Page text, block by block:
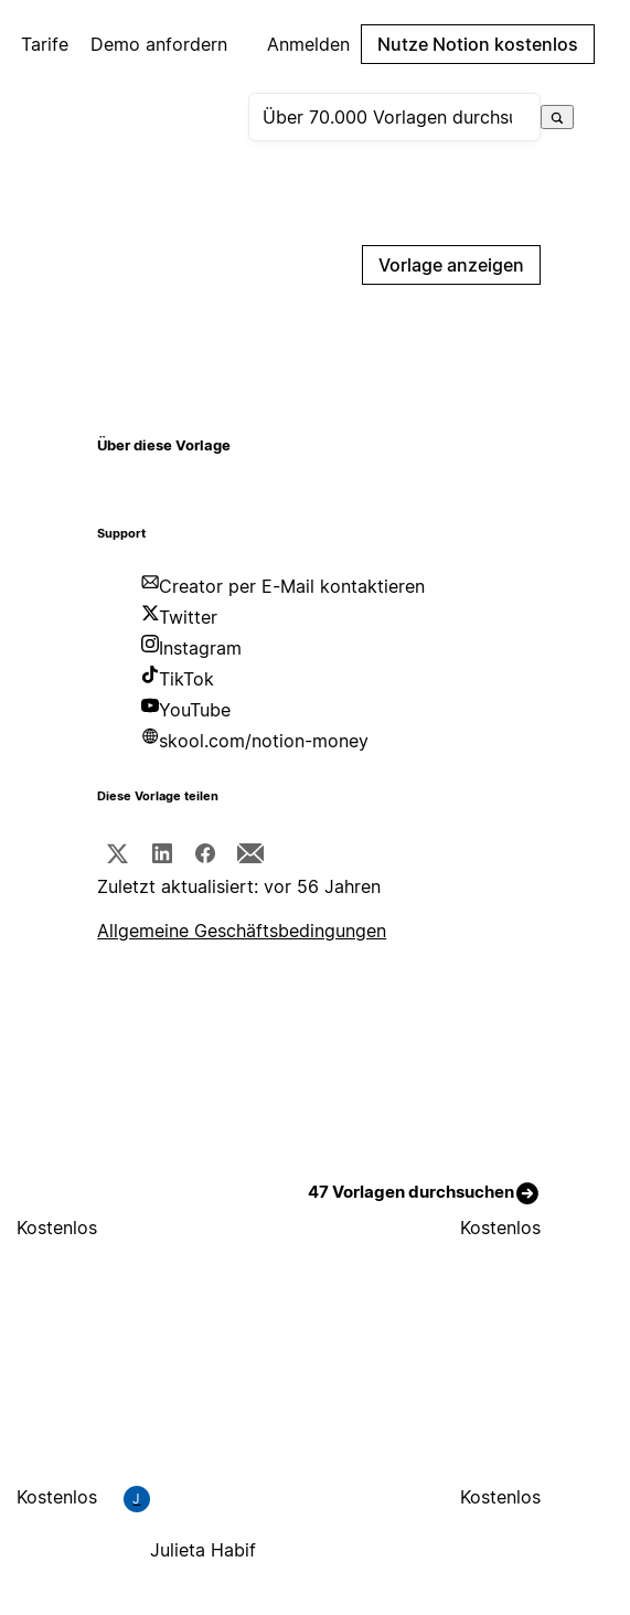
Tarife Demo anfordern Anmelden Nutze Notion kostenlos
Vorlage anzeigen
Über diese Vorlage
Support
Creator per E-Mail kontaktieren
Twitter
Instagram
TikTok
YouTube
skool.com/notion-money
Diese Vorlage teilen
Zuletzt aktualisiert: vor 56 Jahren
Allgemeine Geschäftsbedingungen
47 Vorlagen durchsuchen
Kostenlos Kostenlos
Kostenlos J
Julieta Habif
Kostenlos